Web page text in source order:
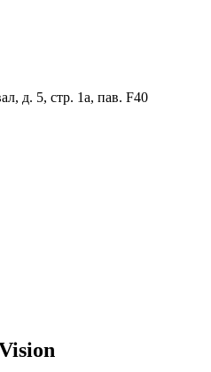
д. 5, стр. 1а, пав. F40